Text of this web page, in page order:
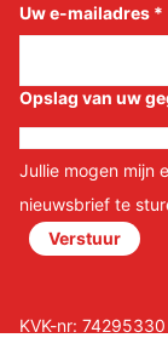
Uw e-mailadres *
Opslag van uw
Jullie mogen mijn
nieuwsbrief te
Verstuur
KVK-nr: